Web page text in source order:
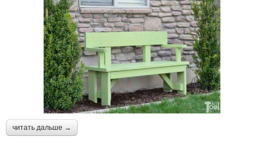
читать дальше →